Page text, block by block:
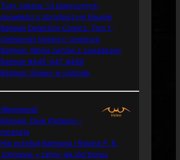
Tuzy Jokera: 13 klasycznych
opowieści o zbrodniczym klaunie
Batman Detective Comics, Tom 1:
Gothamski Nokturn: Uwertura
Batman: Wojna żartów z zagadkami
Batman #445-447, #480
Batman: Śmierć w rodzinie
Wątpliwość
Batman: Dark Patterns –
recenzja
Nie prześpij Batmana i Robina P. K.
Johnsona + zimny jak lód bonus